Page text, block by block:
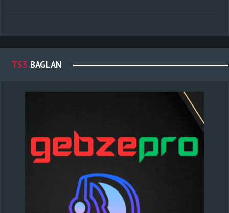
TS3 BAGLAN